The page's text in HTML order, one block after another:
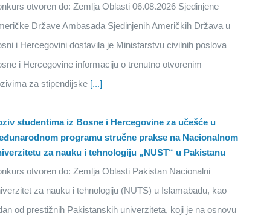
otvoren do: Zemlja Oblasti 06.08.2026 Sjedinjene
Države Ambasada Sjedinjenih Američkih Država u
i Hercegovini dostavila je Ministarstvu civilnih poslova
i Hercegovine informaciju o trenutno otvorenim
za stipendijske [...]
studentima iz Bosne i Hercegovine za učešće u
programu stručne prakse na Nacionalnom
za nauku i tehnologiju „NUST“ u Pakistanu
otvoren do: Zemlja Oblasti Pakistan Nacionalni
za nauku i tehnologiju (NUTS) u Islamabadu, kao
od prestižnih Pakistanskih univerziteta, koji je na osnovu